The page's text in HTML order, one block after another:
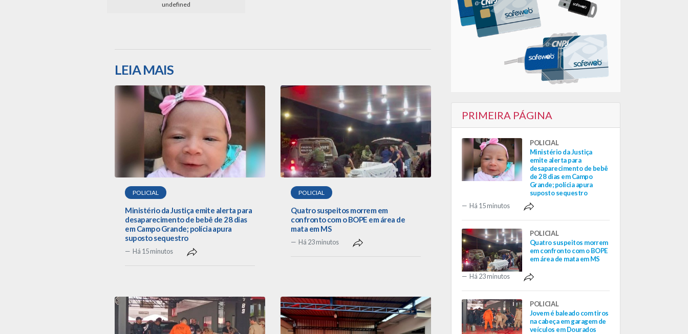
undefined
LEIA MAIS
POLICIAL
Ministério da Justiça emite alerta para
desaparecimento de bebê de 28 dias
em Campo Grande; polícia apura
suposto sequestro
Há 15 minutos
POLICIAL
Quatro suspeitos morrem em
confronto com o BOPE em área de
mata em MS
Há 23 minutos
PRIMEIRA PÁGINA
POLICIAL
Ministério da Justiça
emite alerta para
desaparecimento de bebê
de 28 dias em Campo
Grande; polícia apura
suposto sequestro
Há 15 minutos
POLICIAL
Quatro suspeitos morrem
em confronto com o BOPE
em área de mata em MS
Há 23 minutos
POLICIAL
Jovem é baleado com tiros
na cabeça em garagem de
veículos em Dourados